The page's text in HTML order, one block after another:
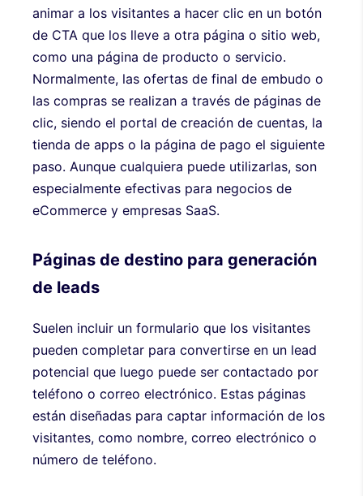
animar a los visitantes a hacer clic en un botón
de CTA que los lleve a otra página o sitio web,
como una página de producto o servicio.
Normalmente, las ofertas de final de embudo o
las compras se realizan a través de páginas de
clic, siendo el portal de creación de cuentas, la
tienda de apps o la página de pago el siguiente
paso. Aunque cualquiera puede utilizarlas, son
especialmente efectivas para negocios de
eCommerce y empresas SaaS.
Páginas de destino para generación
de leads
Suelen incluir un formulario que los visitantes
pueden completar para convertirse en un lead
potencial que luego puede ser contactado por
teléfono o correo electrónico. Estas páginas
están diseñadas para captar información de los
visitantes, como nombre, correo electrónico o
número de teléfono.